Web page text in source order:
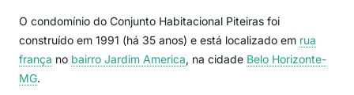
O condomínio do Conjunto Habitacional Piteiras foi
construído em 1991 (há 35 anos) e está localizado em rua
frança no bairro Jardim America, na cidade Belo Horizonte-
MG.